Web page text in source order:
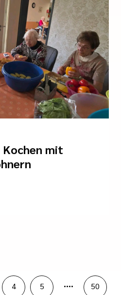
Kochen mit
4 5 .... 50